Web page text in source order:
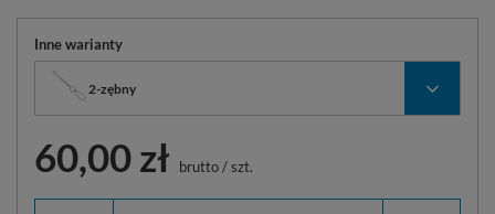
Inne warianty
2-zębny
60,00 zł brutto/szt.